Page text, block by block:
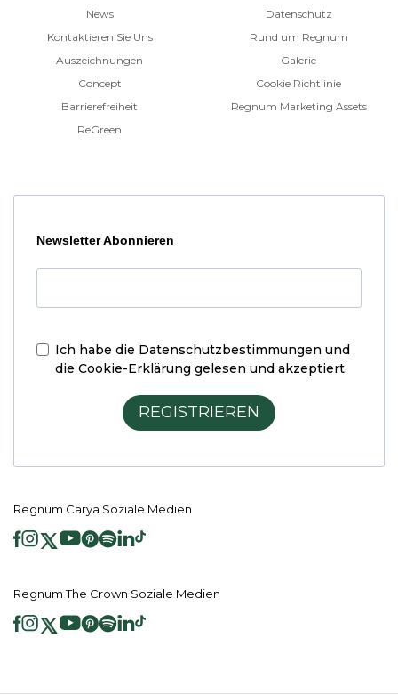
News
Kontaktieren Sie Uns
Auszeichnungen
Concept
Barrierefreiheit
ReGreen
Datenschutz
Rund um Regnum
Galerie
Cookie Richtlinie
Regnum Marketing Assets
Newsletter Abonnieren
Ich habe die Datenschutzbestimmungen und
die Cookie-Erklärung gelesen und akzeptiert.
REGISTRIEREN
Regnum Carya Soziale Medien
Regnum The Crown Soziale Medien